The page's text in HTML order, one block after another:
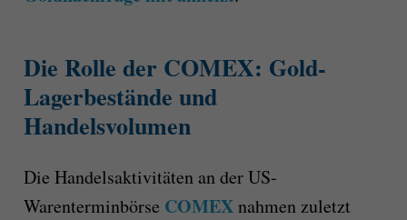
Die Rolle der COMEX: Gold-
Lagerbestände und
Handelsvolumen
Die Handelsaktivitäten an der US-
Warenterminbörse COMEXnahmen zuletzt